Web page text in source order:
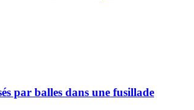
par balles dans une fusillade